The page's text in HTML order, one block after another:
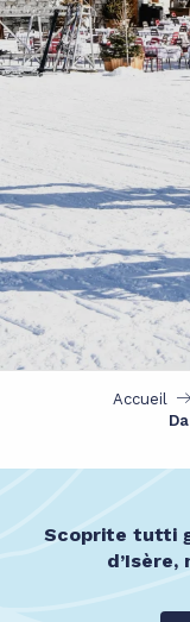
Accueil
Scoprite tutti